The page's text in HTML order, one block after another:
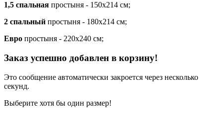
1,5 спальная простыня - 150х214 см;
2 спальный простыня - 180х214 см;
Евро простыня - 220х240 см;
Заказ успешно добавлен в корзину!
Это сообщение автоматически закроется через несколько
секунд.
Выберите хотя бы один размер!